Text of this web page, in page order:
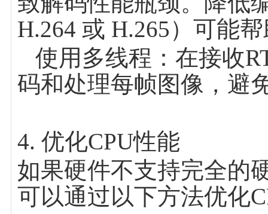
H.264 或 H.265）可能
使用多线程：在接收
码和处理每帧图像，避
4. 优化CPU性能
如果硬件不支持完全的
可以通过以下方法优化